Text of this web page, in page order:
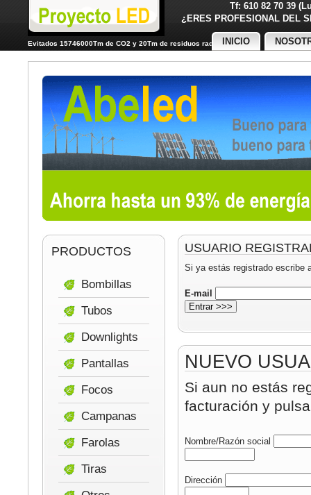
Tf: 610 82 70 39
¿ERES PROFESIONAL
Evitados 15746000Tm de CO2 y 20Tm de residuos radiactivos
INICIO
USUARIO
Si ya estás registrado escribe
E-mail
NUEVO
Si aun no estás
facturación y
Nombre/Razón social
Dirección
PRODUCTOS
Bombillas
Tubos
Downlights
Pantallas
Focos
Campanas
Farolas
Tiras